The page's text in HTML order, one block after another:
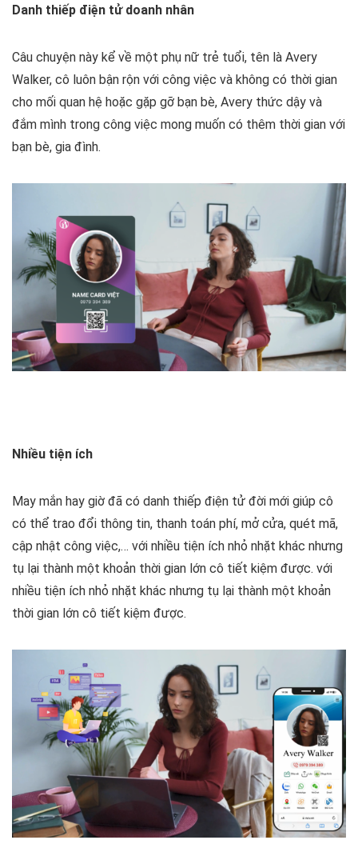
Danh thiếp điện tử doanh nhân
Câu chuyện này kể về một phụ nữ trẻ tuổi, tên là Avery
Walker, cô luôn bận rộn với công việc và không có thời gian
cho mối quan hệ hoặc gặp gỡ bạn bè, Avery thức dậy và
đắm mình trong công việc mong muốn có thêm thời gian với
bạn bè, gia đình.
Nhiều tiện ích
May mắn hay giờ đã có danh thiếp điện tử đời mới giúp cô
có thể trao đổi thông tin, thanh toán phí, mở cửa, quét mã,
cập nhật công việc,… với nhiều tiện ích nhỏ nhặt khác nhưng
tụ lại thành một khoản thời gian lớn cô tiết kiệm được. với
nhiều tiện ích nhỏ nhặt khác nhưng tụ lại thành một khoản
thời gian lớn cô tiết kiệm được.